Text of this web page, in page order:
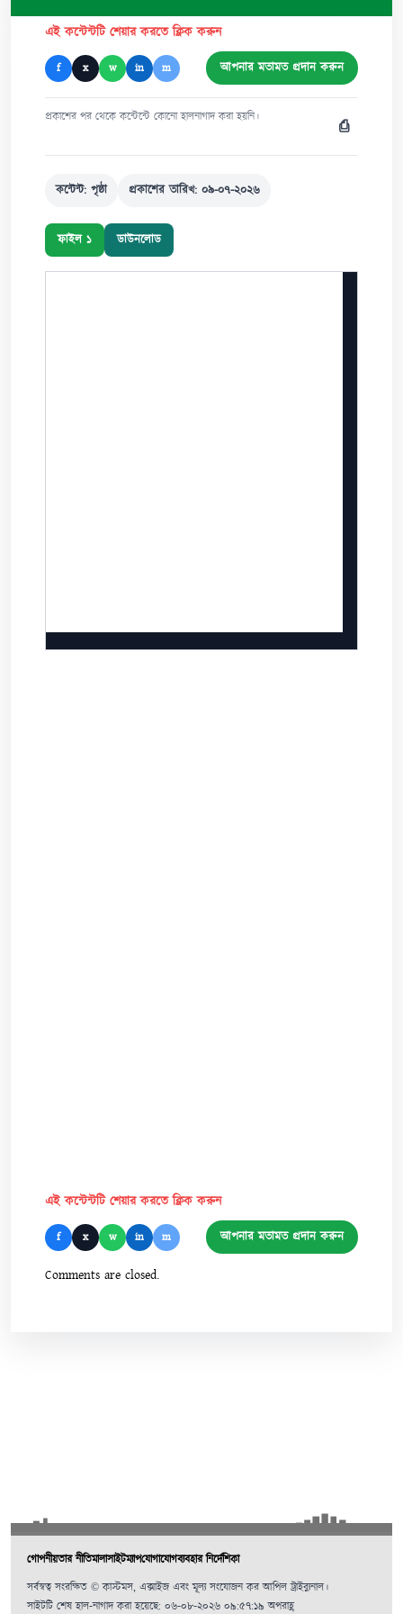
এই কন্টেন্টটি শেয়ার করতে ক্লিক করুন
f x w in m আপনার মতামত প্রদান করুন
প্রকাশের পর থেকে কন্টেন্টে কোনো হালনাগাদ করা হয়নি। ⎙
কন্টেন্ট: পৃষ্ঠা প্রকাশের তারিখ: ০৯-০৭-২০২৬
ফাইল ১ ডাউনলোড
এই কন্টেন্টটি শেয়ার করতে ক্লিক করুন
f x w in m আপনার মতামত প্রদান করুন
Comments are closed.
গোপনীয়তার নীতিমালাসাইটম্যাপযোগাযোগব্যবহার নির্দেশিকা
সর্বস্বত্ব সংরক্ষিত © কাস্টমস, এক্সাইজ এবং মূল্য সংযোজন কর আপিল ট্রাইব্যুনাল।
সাইটটি শেষ হাল-নাগাদ করা হয়েছে: ০৬-০৮-২০২৬ ০৯:৫৭:১৯ অপরাহ্ণ